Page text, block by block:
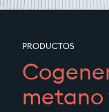
PRODUCTOS
metano